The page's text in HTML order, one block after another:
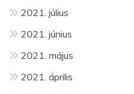
2021. július
2021. június
2021. május
2021. április